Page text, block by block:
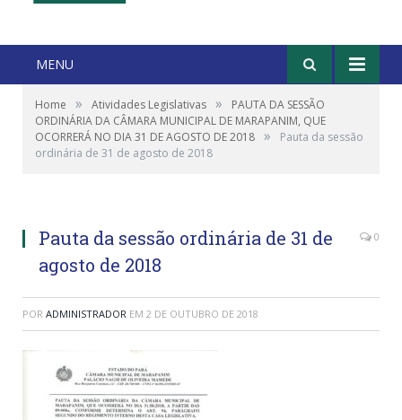
MENU
Home » Atividades Legislativas »
PAUTA DA SESSÃO
ORDINÁRIA DA CÂMARA MUNICIPAL DE MARAPANIM, QUE
OCORRERÁ NO DIA 31 DE AGOSTO DE 2018 »
Pauta da sessão
ordinária de 31 de agosto de 2018
Pauta da sessão ordinária de 31 de
agosto de 2018
0
POR ADMINISTRADOR EM 2 DE OUTUBRO DE 2018